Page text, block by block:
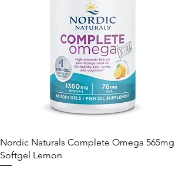
Aperçu rapide
Nordic Naturals Complete Omega 565mg
Softgel Lemon